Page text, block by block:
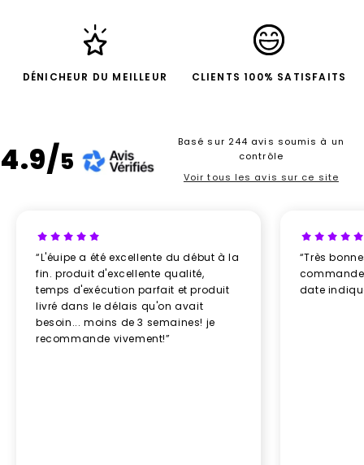
DÉNICHEUR DU MEILLEUR CLIENTS 100% SATISFAITS
4.9/5
Basé sur 244 avis soumis à un
contrôle
Voir tous les avis sur ce site
“L'éuipe a été excellente du début à la
fin. produit d'excellente qualité,
temps d'exécution parfait et produit
livré dans le délais qu'on avait
besoin... moins de 3 semaines! je
recommande vivement!”
“Très
date